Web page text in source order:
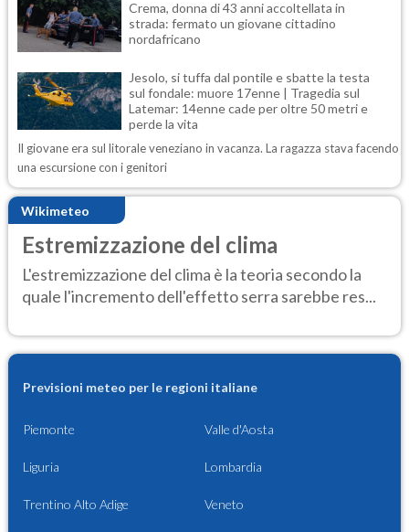
Crema, donna di 43 anni accoltellata in
strada: fermato un giovane cittadino
nordafricano
Jesolo, si tuffa dal pontile e sbatte la testa
sul fondale: muore 17enne | Tragedia sul
Latemar: 14enne cade per oltre 50 metri e
perde la vita
Il giovane era sul litorale veneziano in vacanza. La ragazza stava facendo
una escursione con i genitori
Wikimeteo
Estremizzazione del clima
L'estremizzazione del clima è la teoria secondo la
quale l'incremento dell'effetto serra sarebbe res...
Previsioni meteo per le regioni italiane
Piemonte Valle d'Aosta
Liguria Lombardia
Trentino Alto Adige Veneto